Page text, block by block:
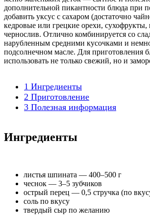
дополнительной пикантности блюда при
добавить уксус с сахаром (достаточно
кедровые или грецкие орехи, сухофрукты,
чернослив. Отлично комбинируется со
нарубленным средними кусочками и
подсолнечном масле. Для приготовления
использовать не только свежий, но и
1 Ингредиенты
2 Приготовление
3 Полезная информация
Ингредиенты
листья шпината — 400–500 г
чеснок — 3–5 зубчиков
острый перец — 0,5 стручка (по
соль по вкусу
твердый сыр по желанию